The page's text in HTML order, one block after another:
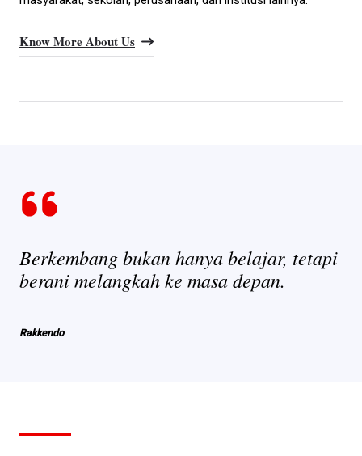
Know More About Us
Berkembang bukan hanya belajar, tetapi
berani melangkah ke masa depan.
Rakkendo